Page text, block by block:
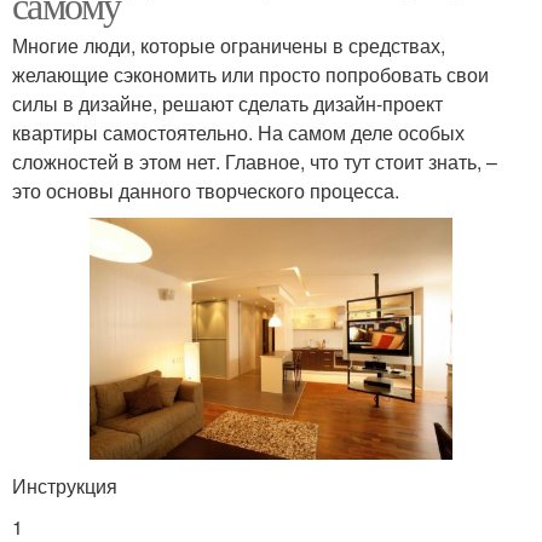
Многие люди, которые ограничены в средствах,
желающие сэкономить или просто попробовать свои
силы в дизайне, решают сделать дизайн-проект
квартиры самостоятельно. На самом деле особых
сложностей в этом нет. Главное, что тут стоит знать, –
это основы данного творческого процесса.
Инструкция
1